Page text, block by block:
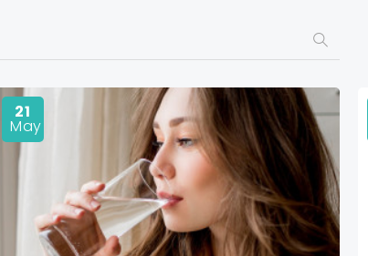
21
May